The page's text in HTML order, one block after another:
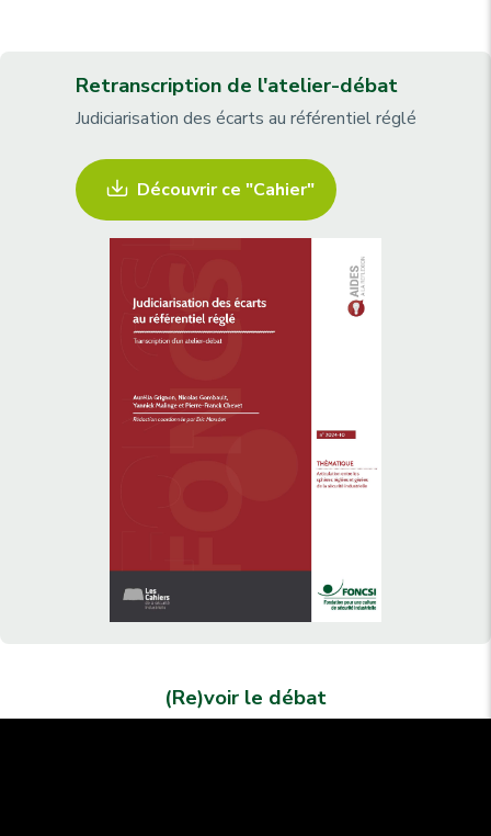
Retranscription de l'atelier-débat
Judiciarisation des écarts au référentiel réglé
Découvrir ce "Cahier"
(Re)voir le débat